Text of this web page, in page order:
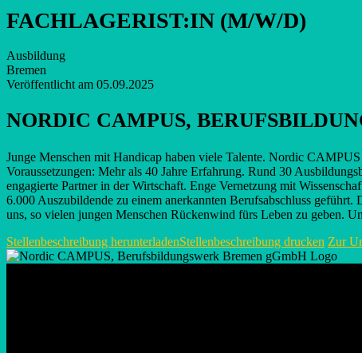
FACHLAGERIST:IN (M/W/D)
Ausbildung
Bremen
Veröffentlicht am 05.09.2025
NORDIC CAMPUS,
Junge Menschen mit Handicap haben viele Talente. Nordic
Voraussetzungen: Mehr als 40 Jahre Erfahrung. Rund 30
engagierte Partner in der Wirtschaft. Enge Vernetzung mit
6.000 Auszubildende zu einem anerkannten Berufsabschluss
uns, so vielen jungen Menschen Rückenwind fürs Leben zu geben.
Stellenbeschreibung herunterladenStellenbeschreibung drucken Zur